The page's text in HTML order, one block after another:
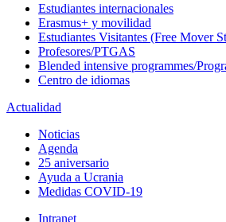
Estudiantes internacionales
Erasmus+ y movilidad
Estudiantes Visitantes (Free Mover
Profesores/PTGAS
Blended intensive programmes/
Centro de idiomas
Actualidad
Noticias
Agenda
25 aniversario
Ayuda a Ucrania
Medidas COVID-19
Intranet